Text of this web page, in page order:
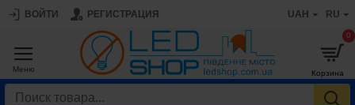
ВОЙТИ РЕГИСТРАЦИЯ UAH RU
0